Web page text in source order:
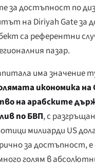
за достъпност по
на Diriyah Gate за
са референтни
пазар.
има значение
икономика на
на арабските
по БВП, с
милиарди US
за достъпност,
голям в